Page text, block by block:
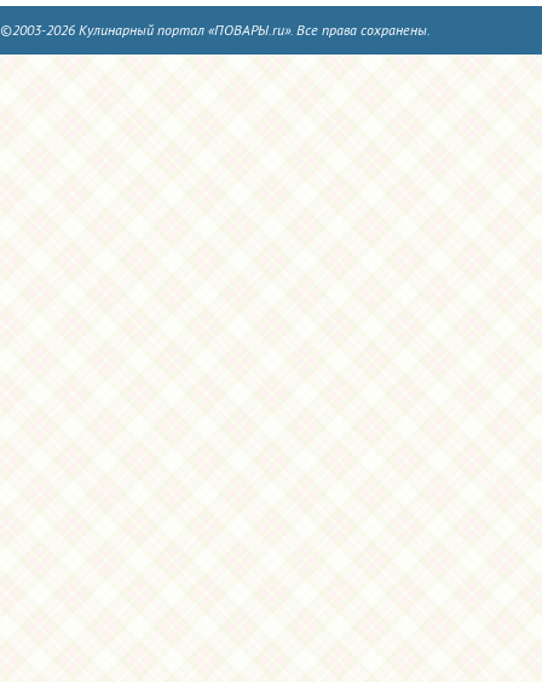
©2003-2026 Кулинарный портал «ПОВАРЫ.ru». Все права сохранены.